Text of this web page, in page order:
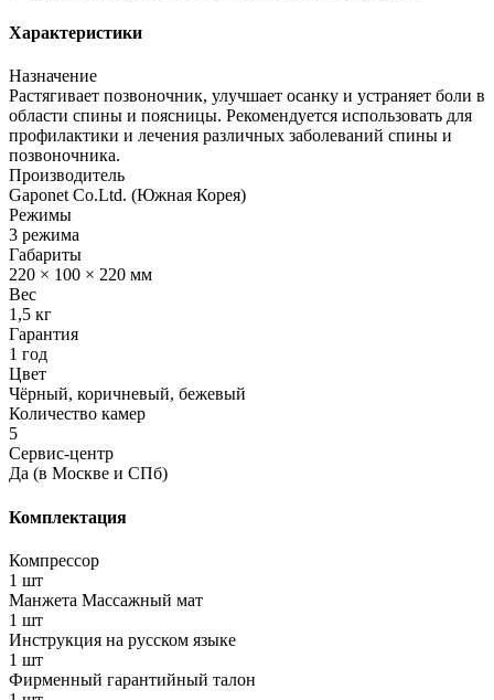
Характеристики
Назначение
Растягивает позвоночник, улучшает осанку и устраняет боли в
области спины и поясницы. Рекомендуется использовать для
профилактики и лечения различных заболеваний спины и
позвоночника.
Производитель
Gaponet Co.Ltd. (Южная Корея)
Режимы
3 режима
Габариты
220 × 100 × 220 мм
Вес
1,5 кг
Гарантия
1 год
Цвет
Чёрный, коричневый, бежевый
Количество камер
5
Сервис-центр
Да (в Москве и СПб)
Комплектация
Компрессор
1 шт
Манжета Массажный мат
1 шт
Инструкция на русском языке
1 шт
Фирменный гарантийный талон